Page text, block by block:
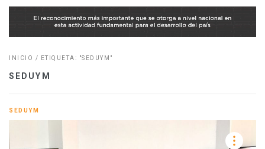
INICIO / ETIQUETA: "SEDUYM"
SEDUYM
SEDUYM